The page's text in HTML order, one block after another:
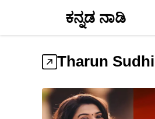
ಕನ್ನಡ ನಾಡಿ
Tharun